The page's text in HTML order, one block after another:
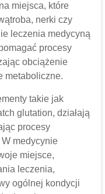
miejsca, które
nerki czy
leczenia medycyną
procesy
obciążenie
metaboliczne.
takie jak
glutation, działają
procesy
medycynie
miejsce,
leczenia,
ogólnej kondycji